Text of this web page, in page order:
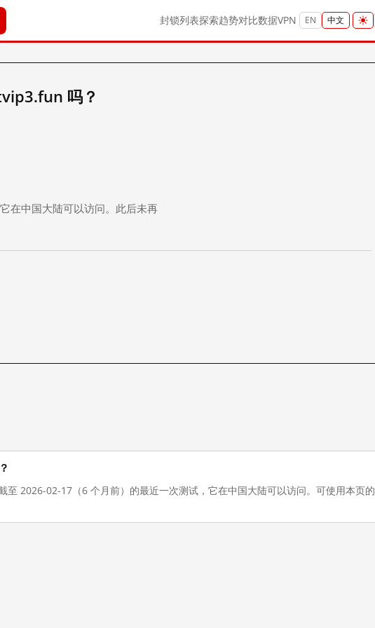
封锁列表探索趋势对比数据VPN EN 中文
吗？
在中国大陆可以访问。此后未再
2026-02-17（6 个月前）的最近一次测试，它在中国大陆可以访问。可使用本页的